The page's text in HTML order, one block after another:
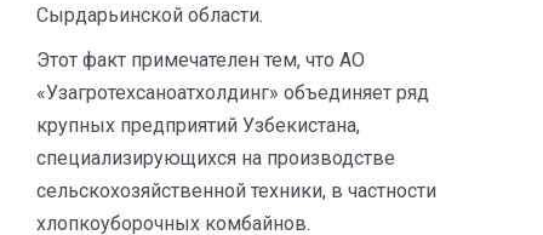
Сырдарьинской области.
Этот факт примечателен тем, что АО
«Узагротехсаноатхолдинг» объединяет ряд
крупных предприятий Узбекистана,
специализирующихся на производстве
сельскохозяйственной техники, в частности
хлопкоуборочных комбайнов.